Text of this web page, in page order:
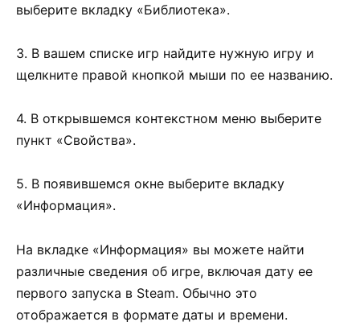
выберите вкладку «Библиотека».
3. В вашем списке игр найдите нужную игру и
щелкните правой кнопкой мыши по ее названию.
4. В открывшемся контекстном меню выберите
пункт «Свойства».
5. В появившемся окне выберите вкладку
«Информация».
На вкладке «Информация» вы можете найти
различные сведения об игре, включая дату ее
первого запуска в Steam. Обычно это
отображается в формате даты и времени.